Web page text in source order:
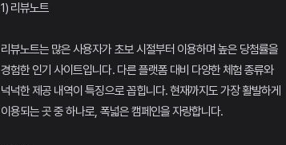
1) 리뷰노트
리뷰노트는 많은 사용자가 초보 시절부터 이용하며 높은 당첨률을
경험한 인기 사이트입니다. 다른 플랫폼 대비 다양한 체험 종류와
넉넉한 제공 내역이 특징으로 꼽힙니다. 현재까지도 가장 활발하게
이용되는 곳 중 하나로, 폭넓은 캠페인을 자랑합니다.